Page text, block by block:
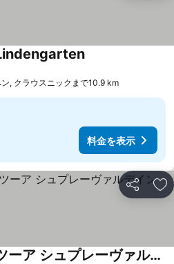
ン, クラウスニックまで10.9 km
料金を表示
シェア お
ホテル & レストラン ツーア シュプレーヴァルデイン